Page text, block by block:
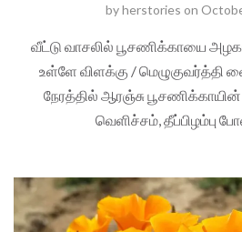
byherstories on
வீட்டு வாசலில் பூசணிக்காயை
உள்ளே விளக்கு / மெழுகுவர்த்தி
நேரத்தில் ஆரஞ்சு
வெளிச்சம், தீப்பிழம்பு